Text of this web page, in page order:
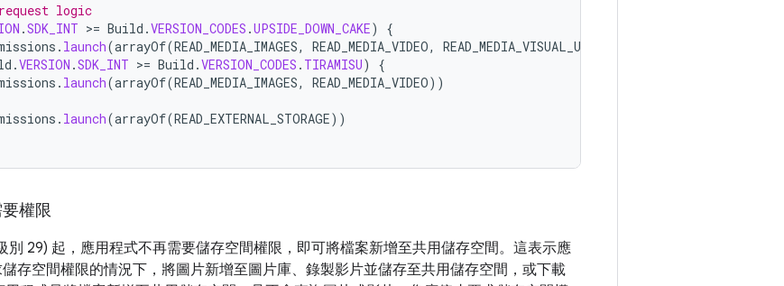
logic
.SDK_INT >= Build .VERSION_CODES .UPSIDE_DOWN_CAKE)
{
. launch(arrayOf(READ_MEDIA_IMAGES, READ_MEDIA_VIDEO, READ_MEDIA_VISUAL_USER_SELECTED
.VERSION .SDK_INT >= Build .VERSION_CODES . TIRAMISU)
{
. launch(arrayOf(READ_MEDIA_IMAGES, READ_MEDIA_VIDEO))
. launch(arrayOf(READ_EXTERNAL_STORAGE))
權限
別 29) 起，應用程式不再需要儲存空間權限，即可將檔案新增至共用儲存空間。這表示應
存空間權限的情況下，將圖片新增至圖片庫、錄製影片並儲存至共用儲存空間，或下載